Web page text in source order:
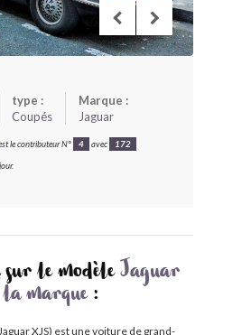
type :
Coupés
Marque :
Jaguar
le contributeur N° 4 avec 172
le modèle Jaguar
marque:
XJS) est une voiture de grand-